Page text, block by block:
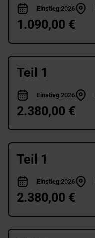
Einstieg 2026
1.090,00 €
Teil 1
Einstieg 2026
2.380,00 €
Teil 1
Einstieg 2026
2.380,00 €